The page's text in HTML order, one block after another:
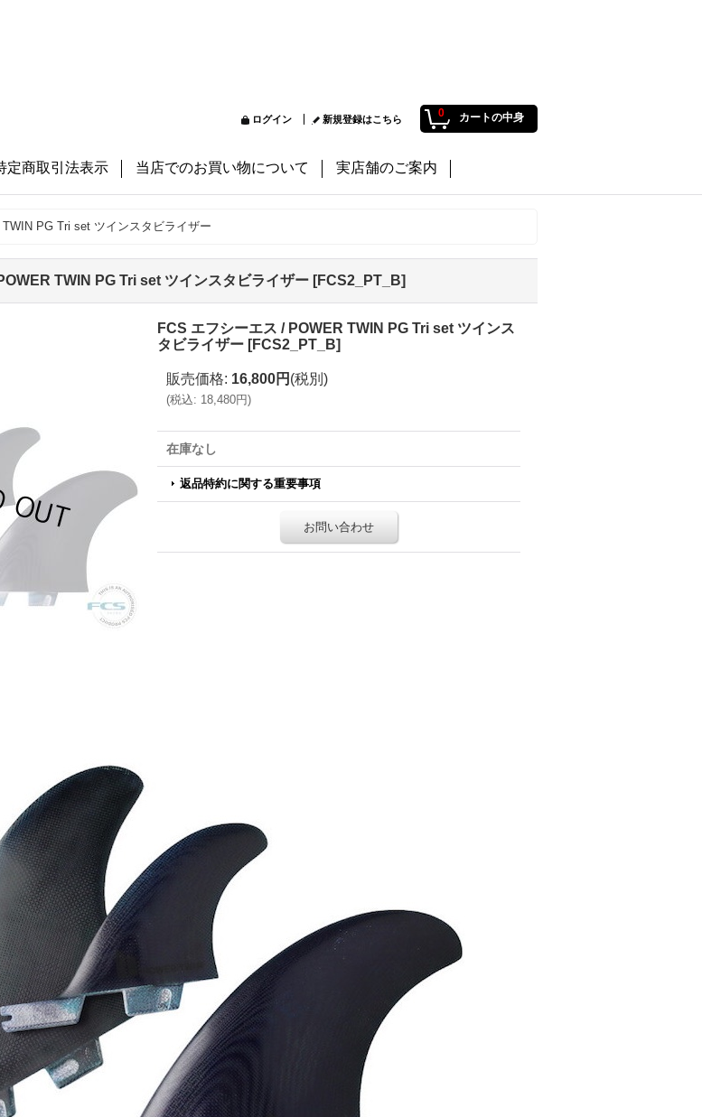
0 カートの中身
ログイン 新規登録はこちら
定商取引法表示 当店でのお買い物について 実店舗のご案内
PG Tri set ツインスタビライザー
TWIN PG Tri set ツインスタビライザー [FCS2_PT_B]
FCS エフシーエス / POWER TWIN PG Tri set ツインス
タビライザー [FCS2_PT_B]
販売価格: 16,800円 (税別)
(税込: 18,480円)
在庫なし
返品特約に関する重要事項
お問い合わせ